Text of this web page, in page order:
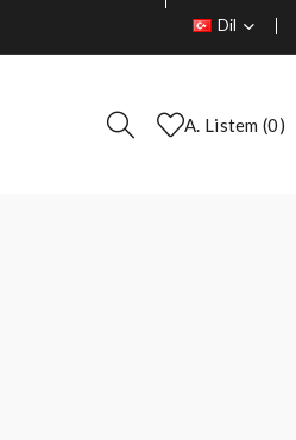
Dil
A. Listem (0)